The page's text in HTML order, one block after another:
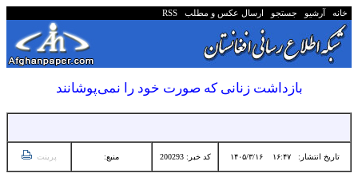
خانه آرشیو جستجو ارسال عکس و مطلب RSS
بازداشت زنانی که صورت خود را نمی‌پوشانند
تاریخ انتشار:۱۶:۴۷ ۱۴۰۵/۳/۱۶ کد خبر: 200293 منبع: پرینت